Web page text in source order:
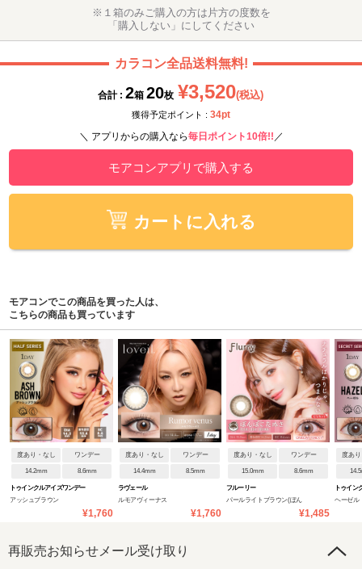
※１箱のみご購入の方は片方の度数を
「購入しない」にしてください
カラコン全品送料無料!
合計 : 2箱 20枚 ¥3,520(税込)
獲得予定ポイント : 34pt
＼ アプリからの購入なら毎日ポイント10倍!! ／
モアコンアプリで購入する
カートに入れる
モアコンでこの商品を買った人は、
こちらの商品も買っています
度あり・なし ワンデー
14.2mm 8.6mm
トゥインクルアイズワンデー
アッシュブラウン
¥1,760
度あり・なし ワンデー
14.4mm 8.5mm
ラヴェール
ルモアヴィーナス
¥1,760
度あり・なし ワンデー
15.0mm 8.6mm
フルーリー
パールライトブラウン(ぽん
¥1,485
度あ
トゥイン
ヘーゼル
再販売お知らせメール受け取り